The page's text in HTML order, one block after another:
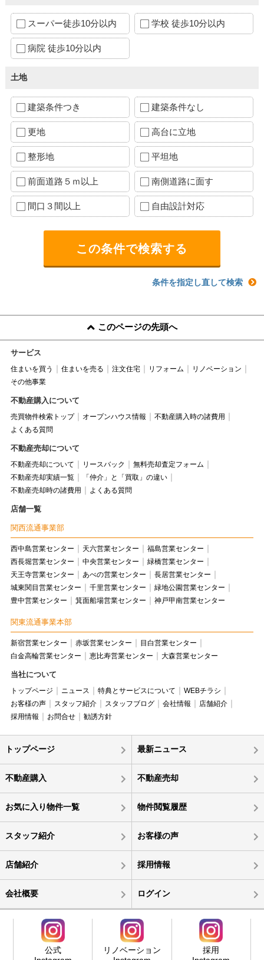
スーパー徒歩10分以内 学校 徒歩10分以内
病院 徒歩10分以内
土地
建築条件つき 建築条件なし
更地 高台に立地
整形地 平坦地
前面道路５ｍ以上 南側道路に面す
間口３間以上 自由設計対応
条件を指定し直して検索
このページの先頭へ
サービス
住まいを買う 住まいを売る 注文住宅 リフォーム
リノベーション
その他事業
不動産購入について
売買物件検索トップ オープンハウス情報
不動産購入時の諸費用
よくある質問
不動産売却について
不動産売却について リースバック
無料売却査定フォーム
不動産売却実績一覧
「仲介」と「買取」の違い
不動産売却時の諸費用
よくある質問
店舗一覧
関西流通事業部
西中島営業センター 天六営業センター
福島営業センター
西長堀営業センター
中央営業センター
緑橋営業センター
天王寺営業センター
あべの営業センター
長居営業センター
城東関目営業センター
千里営業センター
緑地公園営業センター
豊中営業センター
箕面船場営業センター 神戸甲南営業センター
関東流通事業本部
新宿営業センター 赤坂営業センター
目白営業センター
白金高輪営業センター
恵比寿営業センター 大森営業センター
当社について
トップページ ニュース 特典とサービスについて
WEBチラシ
お客様の声
スタッフ紹介 スタッフブログ 会社情報
店舗紹介
採用情報
お問合せ 勧誘方針
トップページ 最新ニュース
不動産購入 不動産売却
お気に入り物件一覧 物件閲覧履歴
スタッフ紹介 お客様の声
店舗紹介 採用情報
会社概要 ログイン
公式
リノベーション
採用